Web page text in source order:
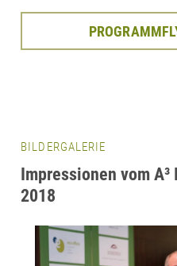
BILDERGALERIE
Impressionen vom
2018